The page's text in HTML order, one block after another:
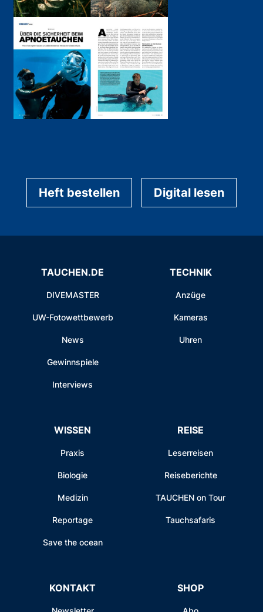
Heft bestellen Digital lesen
TAUCHEN.DE
DIVEMASTER
UW-Fotowettbewerb
News
Gewinnspiele
Interviews
TECHNIK
Anzüge
Kameras
Uhren
WISSEN
Praxis
Biologie
Medizin
Reportage
Save the ocean
REISE
Leserreisen
Reiseberichte
TAUCHEN on Tour
Tauchsafaris
KONTAKT SHOP